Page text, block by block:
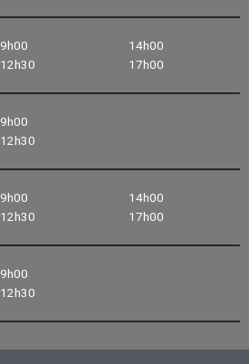
9h00
12h30
14h00
17h00
9h00
12h30
9h00
12h30
14h00
17h00
9h00
12h30